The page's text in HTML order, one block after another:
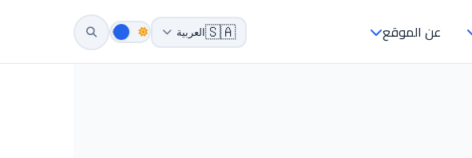
عن الموقع 🇸🇦العربية